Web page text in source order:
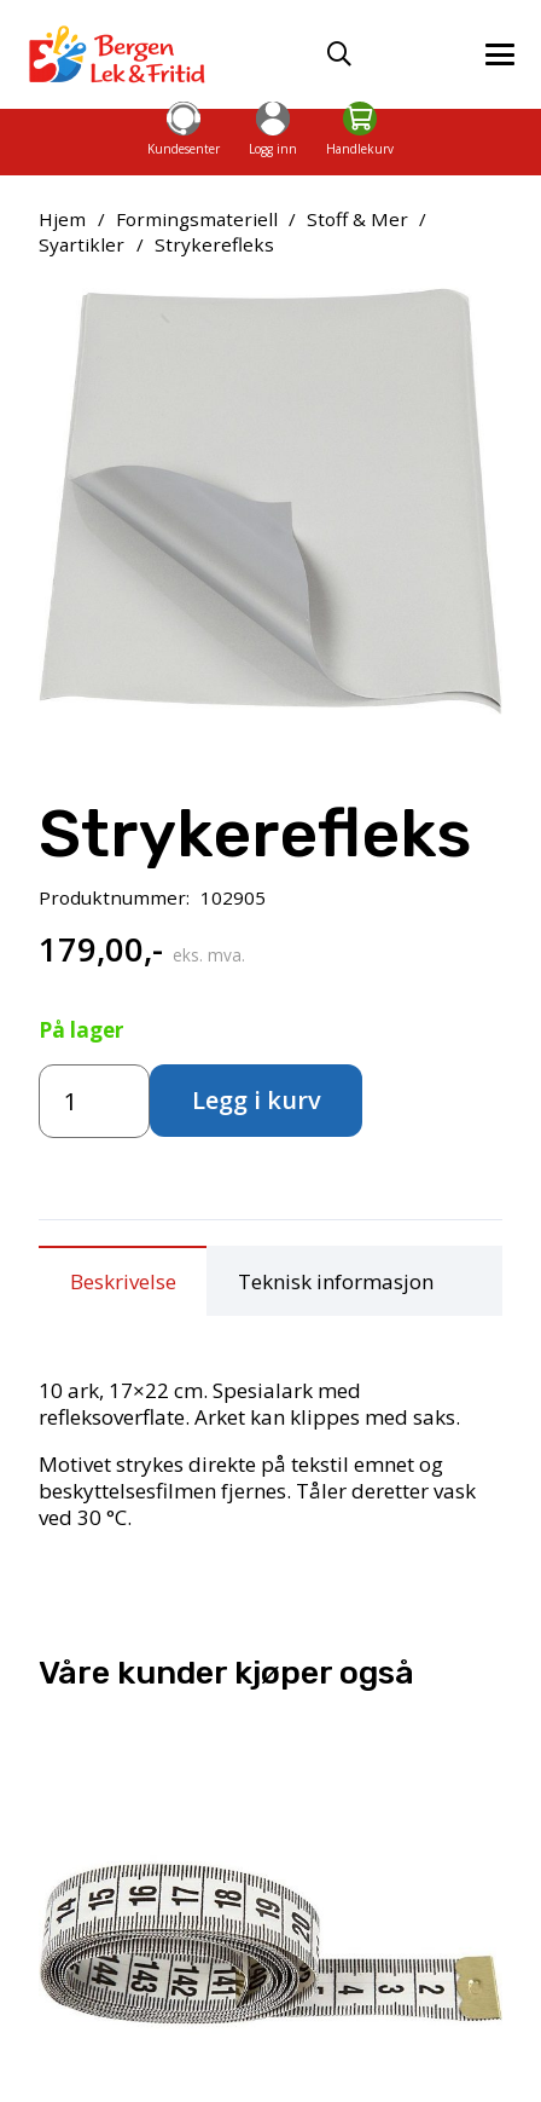
Kundesenter Logg inn Handlekurv
Hjem / Formingsmateriell / Stoff & Mer /
Syartikler / Strykerefleks
Strykerefleks
Produktnummer: 102905
179,00,- eks. mva.
På lager
Strykerefleks
antall
Legg i kurv
Beskrivelse Teknisk informasjon
10 ark, 17×22 cm. Spesialark med
refleksoverflate. Arket kan klippes med saks.
Motivet strykes direkte på tekstil emnet og
beskyttelsesfilmen fjernes. Tåler deretter vask
ved 30 °C.
Våre kunder kjøper også